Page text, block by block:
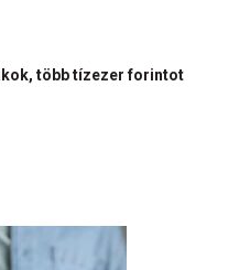
több tízezer forintot